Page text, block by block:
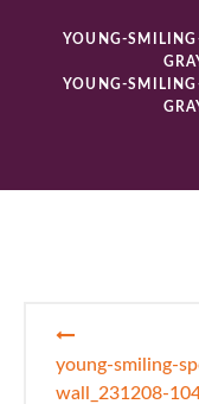
YOUNG-
YOUNG-
prispevka
young-smiling-
wall_231208-